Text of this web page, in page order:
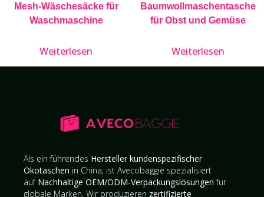
Mesh-Wäschesäcke für
Waschmaschine
Weiterlesen
Baumwollmaschentasche
für Obst und Gemüse
Weiterlesen
Als ein führendes Hersteller kundenspezifischer
Ökotaschen in China, ist Avecobaggie spezialisiert
auf Nachhaltige OEM/ODM-Verpackungslösungen für
globale Marken. Wir produzieren zertifizierte